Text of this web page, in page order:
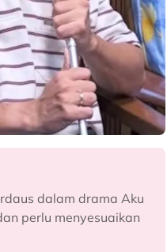
dalam drama Aku
perlu menyesuaikan